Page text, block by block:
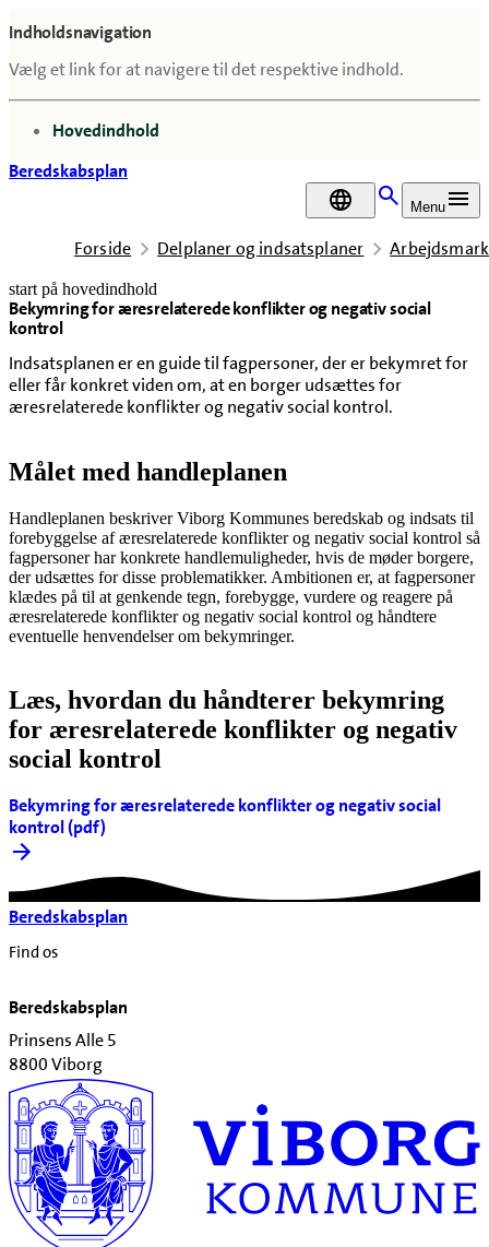
Indholdsnavigation
Vælg et link for at navigere til det respektive indhold.
gå til
Hovedindhold
Beredskabsplan
DA
Menu
Forside Delplaner og indsatsplaner
start på hovedindhold
Bekymring for æresrelaterede konflikter og negativ social
kontrol
Indsatsplanen er en guide til fagpersoner, der er bekymret for
eller får konkret viden om, at en borger udsættes for
æresrelaterede konflikter og negativ social kontrol.
senest opdateret 18. februar 2026
Målet med handleplanen
Handleplanen beskriver Viborg Kommunes beredskab og indsats til
forebyggelse af æresrelaterede konflikter og negativ social kontrol så
fagpersoner har konkrete handlemuligheder, hvis de møder borgere,
der udsættes for disse problematikker. Ambitionen er, at fagpersoner
klædes på til at genkende tegn, forebygge, vurdere og reagere på
æresrelaterede konflikter og negativ social kontrol og håndtere
eventuelle henvendelser om bekymringer.
Læs, hvordan du håndterer bekymring
for æresrelaterede konflikter og negativ
social kontrol
Bekymring for æresrelaterede konflikter og negativ social
kontrol (pdf)
Beredskabsplan
Find os
Beredskabsplan
Prinsens Alle 5
8800 Viborg